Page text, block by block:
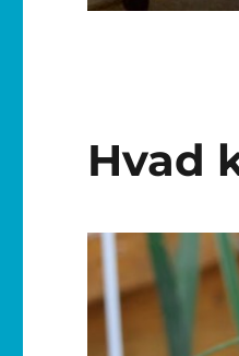
Hvad